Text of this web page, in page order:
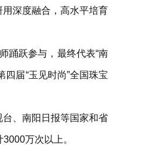
深度融合，高水平培育
踊跃参与，最终代表“南
届“玉见时尚”全国珠宝
、南阳日报等国家和省
万次以上。